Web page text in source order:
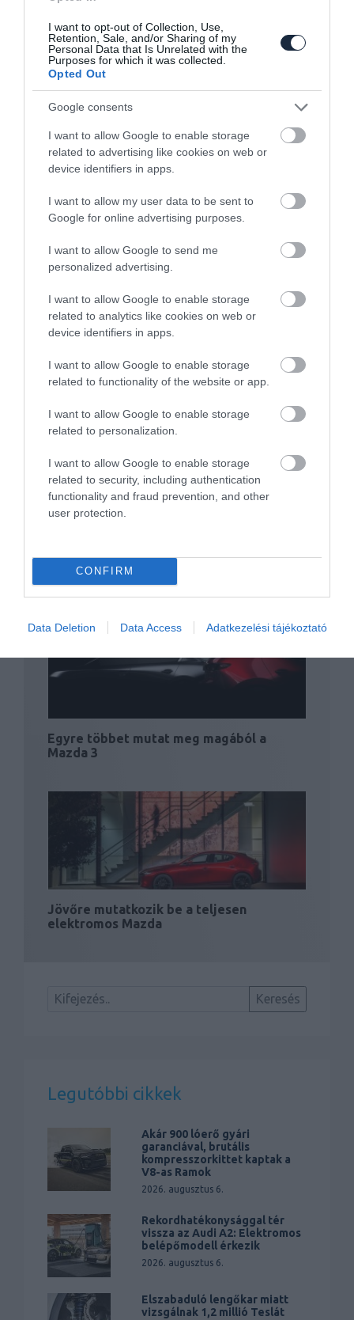
I want to opt-out of Collection, Use,
Retention, Sale, and/or Sharing of my
Personal Data that Is Unrelated with the
Purposes for which it was collected.
Opted Out
Google consents
I want to allow Google to enable storage
related to advertising like cookies on web or
device identifiers in apps.
I want to allow my user data to be sent to
Google for online advertising purposes.
I want to allow Google to send me
personalized advertising.
I want to allow Google to enable storage
related to analytics like cookies on web or
device identifiers in apps.
I want to allow Google to enable storage
related to functionality of the website or app.
I want to allow Google to enable storage
related to personalization.
I want to allow Google to enable storage
related to security, including authentication
functionality and fraud prevention, and other
user protection.
CONFIRM
Data Deletion Data Access Adatkezelési tájékoztató
Mazda: majd akkor gyártunk több
szedánt, ha nagyobb…
palettájában is
Összeköltözik a Toyota és a Mazda
Amerikában lekerül a palettáról a Toyota
Yaris
Egyre többet mutat meg magából a
Mazda 3
Jövőre mutatkozik be a teljesen
elektromos Mazda
Legutóbbi cikkek
Akár 900 lóerő gyári
garanciával, brutális
kompresszorkittet kaptak a
V8-as Ramok
2026. augusztus 6.
Rekordhatékonysággal tér
vissza az Audi A2: Elektromos
belépőmodell érkezik
2026. augusztus 6.
Elszabaduló lengőkar miatt
vizsgálnak 1,2 millió Teslát